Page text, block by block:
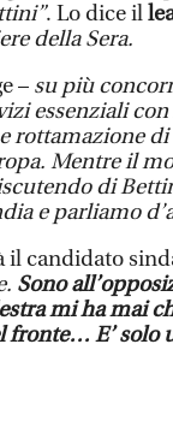
. Lo dice il
della Sera.
– su più
essenziali
rottamazione di
Mentre il
di
e parliamo
il candidato
Sono
mi ha mai
fronte… E’ solo